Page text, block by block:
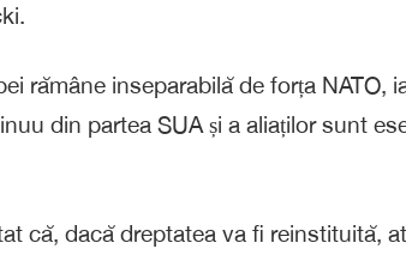
rămâne inseparabilă de forța NATO,
din partea SUA și a aliaților sunt
că, dacă dreptatea va fi reinstituită,